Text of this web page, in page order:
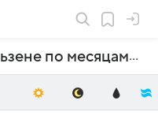
Прогноз погоды в Пльзене по месяцам